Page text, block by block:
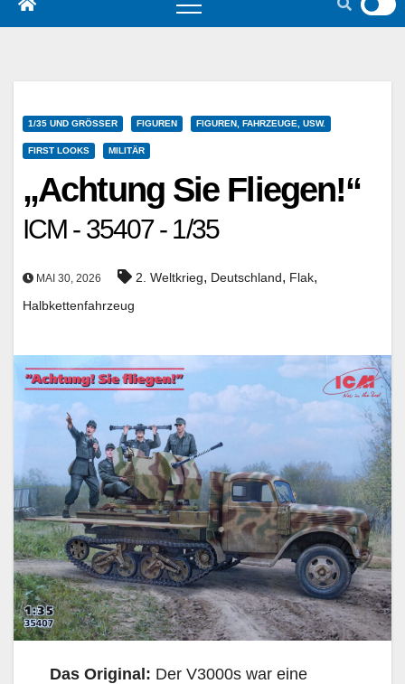
1/35 UND GRÖSSER FIGUREN FIGUREN, FAHRZEUGE, USW.
FIRST LOOKS MILITÄR
„Achtung Sie Fliegen!“
ICM - 35407 - 1/35
MAI 30, 2026 2. Weltkrieg, Deutschland, Flak,
Halbkettenfahrzeug
Das Original: Der V3000s war eine